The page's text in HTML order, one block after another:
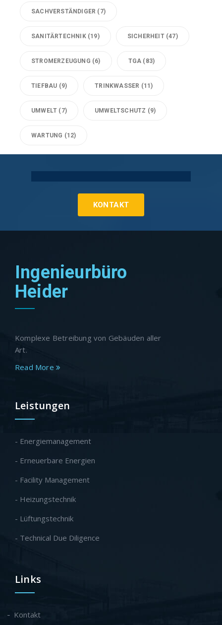
SACHVERSTÄNDIGER (7)
SANITÄRTECHNIK(19) SICHERHEIT(47)
STROMERZEUGUNG (6) TGA (83)
TIEFBAU (9) TRINKWASSER (11)
UMWELT (7) UMWELTSCHUTZ (9)
WARTUNG (12)
KONTAKT
Ingenieurbüro
Heider
Komplexe Betreibung von Gebäuden aller
Art.
Read More
Leistungen
- Energiemanagement
- Erneuerbare Energien
- Facility Management
- Heizungstechnik
- Lüftungstechnik
- Technical Due Diligence
Links
Kontakt